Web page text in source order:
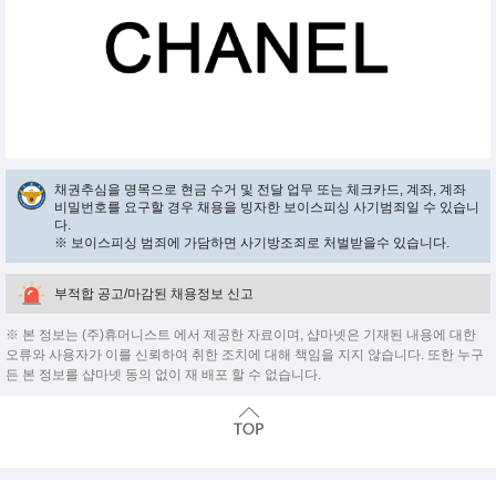
채권추심을 명목으로 현금 수거 및 전달 업무 또는 체크카드, 계좌, 계좌
비밀번호를 요구할 경우 채용을 빙자한 보이스피싱 사기범죄일 수 있습니
다.
※ 보이스피싱 범죄에 가담하면 사기방조죄로 처벌받을수 있습니다.
부적합 공고/마감된 채용정보 신고
※ 본 정보는 (주)휴머니스트 에서 제공한 자료이며, 샵마넷은 기재된 내용에 대한
오류와 사용자가 이를 신뢰하여 취한 조치에 대해 책임을 지지 않습니다. 또한 누구
든 본 정보를 샵마넷 동의 없이 재 배포 할 수 없습니다.